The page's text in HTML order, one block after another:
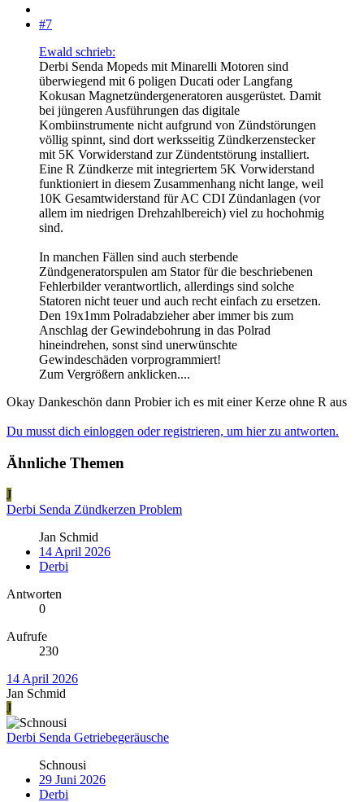
#7
Ewald schrieb:
Derbi Senda Mopeds mit Minarelli Motoren sind
überwiegend mit 6 poligen Ducati oder Langfang
Kokusan Magnetzündergeneratoren ausgerüstet. Damit
bei jüngeren Ausführungen das digitale
Kombiinstrumente nicht aufgrund von Zündstörungen
völlig spinnt, sind dort werksseitig Zündkerzenstecker
mit 5K Vorwiderstand zur Zündentstörung installiert.
Eine R Zündkerze mit integriertem 5K Vorwiderstand
funktioniert in diesem Zusammenhang nicht lange, weil
10K Gesamtwiderstand für AC CDI Zündanlagen (vor
allem im niedrigen Drehzahlbereich) viel zu hochohmig
sind.
In manchen Fällen sind auch sterbende
Zündgeneratorspulen am Stator für die beschriebenen
Fehlerbilder verantwortlich, allerdings sind solche
Statoren nicht teuer und auch recht einfach zu ersetzen.
Den 19x1mm Polradabzieher aber immer bis zum
Anschlag der Gewindebohrung in das Polrad
hineindrehen, sonst sind unerwünschte
Gewindeschäden vorprogrammiert!
Zum Vergrößern anklicken....
Okay Dankeschön dann Probier ich es mit einer Kerze ohne R aus
Du musst dich einloggen oder registrieren, um hier zu antworten.
Ähnliche Themen
J
Derbi Senda Zündkerzen Problem
Jan Schmid
14 April 2026
Derbi
Antworten
0
Aufrufe
230
14 April 2026
Jan Schmid
J
Derbi Senda Getriebegeräusche
Schnousi
29 Juni 2026
Derbi